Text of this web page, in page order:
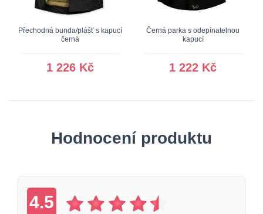
Přechodná bunda/plášť s kapucí
černá
1 226 Kč
Černá parka s odepínatelnou
kapucí
1 222 Kč
Hodnocení produktu
4.5